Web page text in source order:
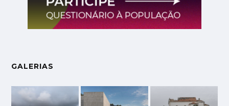
GALERIAS